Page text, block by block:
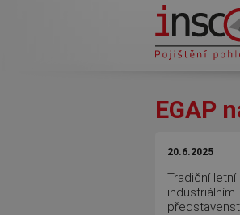
EGAP
20.6.2025
Tradiční